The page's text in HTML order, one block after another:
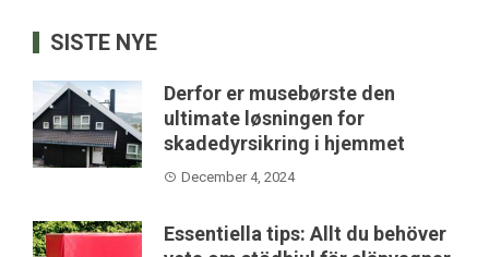
SISTE NYE
Derfor er musebørste den
ultimate løsningen for
skadedyrsikring i hjemmet
December 4, 2024
Essentiella tips: Allt du behöver